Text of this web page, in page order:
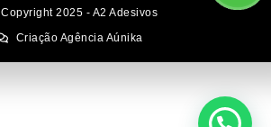
Copyright 2025 - A2 Adesivos
Criação Agência Aúnika